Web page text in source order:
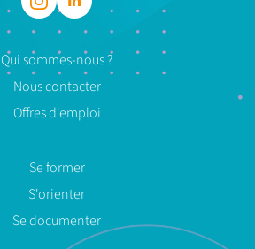
Qui sommes-nous ?
Nous contacter
Offres d'emploi
Se former
S'orienter
Se documenter